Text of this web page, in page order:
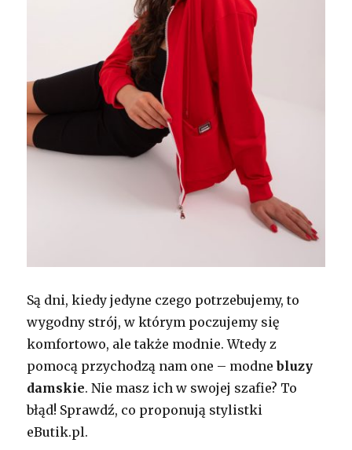
Są dni, kiedy jedyne czego potrzebujemy, to
wygodny strój, w którym poczujemy się
komfortowo, ale także modnie. Wtedy z
pomocą przychodzą nam one – modnebluzy
damskie. Nie masz ich w swojej szafie? To
błąd! Sprawdź, co proponują stylistki
eButik.pl.